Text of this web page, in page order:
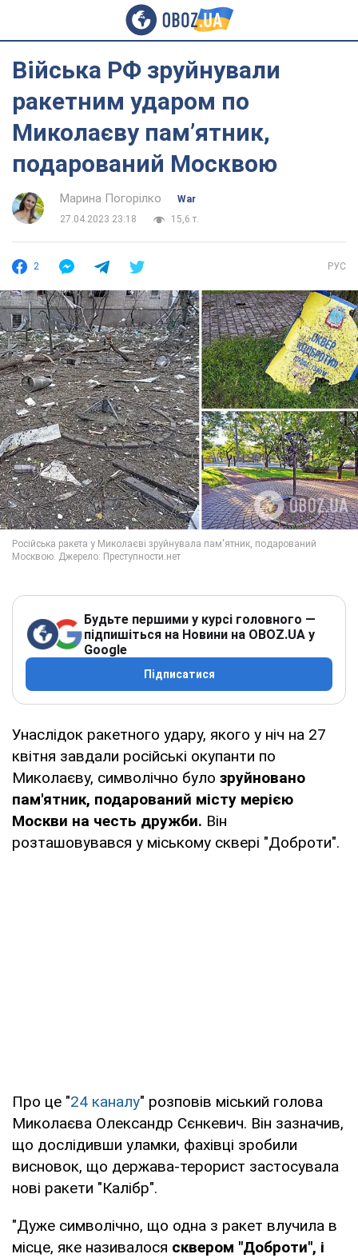
Війська РФ зруйнували
ракетним ударом по
Миколаєву пам’ятник,
подарований Москвою
Марина Погорілко
War
27.04.2023 23:18
15,6 т.
2 РУС
Будьте першими у курсі головного —
підпишіться на Новини на OBOZ.UA у
Google
Підписатися
Унаслідок ракетного удару, якого у ніч на 27
квітня завдали російські окупанти по
Миколаєву, символічно було зруйновано
пам'ятник, подарований місту мерією
Москви на честь дружби. Він
розташовувався у міському сквері "Доброти".
Про це "24 каналу" розповів міський голова
Миколаєва Олександр Сєнкевич. Він зазначив,
що дослідивши уламки, фахівці зробили
висновок, що держава-терорист застосувала
нові ракети "Калібр".
"Дуже символічно, що одна з ракет влучила в
місце, яке називалося сквером "Доброти", і